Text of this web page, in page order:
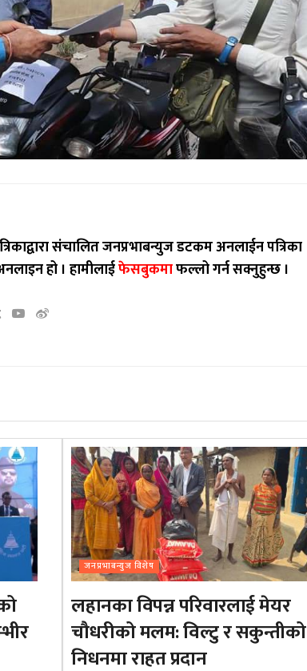
संचालित जनप्रभाबन्युज डटकम अनलाईन पत्रिका
हो ।हामीलाईफेसबुकमाफल्लो गर्न सक्नुहुन्छ ।
जनप्रभाबन्युज विशेष
लहानका विपन्न परिवारलाई मेयर
चौधरीको मलम: विल्टु र सकुन्तीको
निधनमा राहत प्रदान